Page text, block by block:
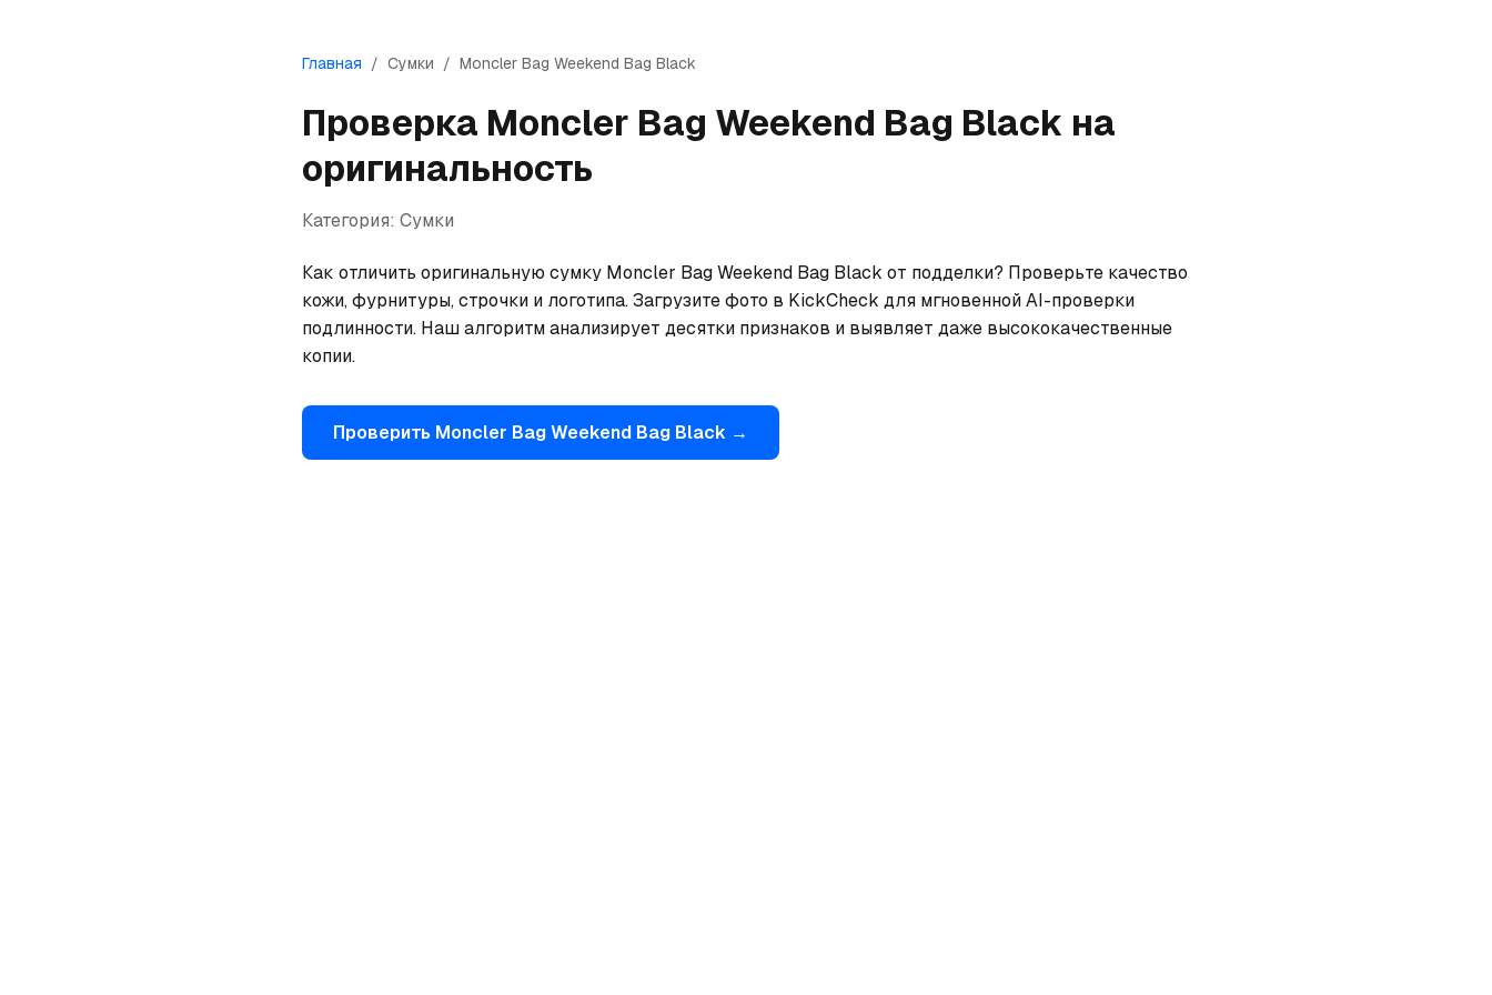
Главная / Сумки / Moncler Bag Weekend Bag Black
Проверка Moncler Bag Weekend Bag Black на
оригинальность
Категория: Сумки
Как отличить оригинальную сумку Moncler Bag Weekend Bag Black от подделки? Проверьте качество
кожи, фурнитуры, строчки и логотипа. Загрузите фото в KickCheck для мгновенной AI-проверки
подлинности. Наш алгоритм анализирует десятки признаков и выявляет даже высококачественные
копии.
Проверить Moncler Bag Weekend Bag Black →